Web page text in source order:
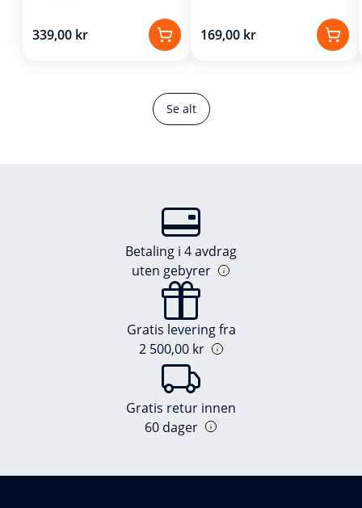
Se alt
339,00 kr 169,00 kr
Betaling i 4 avdrag
uten gebyrer
Gratis levering fra
2 500,00 kr
Gratis retur innen
60 dager